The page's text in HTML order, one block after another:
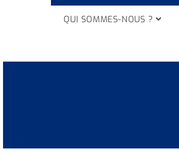
QUI SOMMES-NOUS ?